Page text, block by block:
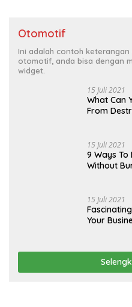
Otomotif
Ini adalah contoh
otomotif, anda bisa dengan
widget.
15 Juli 2021
What Can
From
15 Juli 2021
9 Ways To
Without
15 Juli 2021
Your